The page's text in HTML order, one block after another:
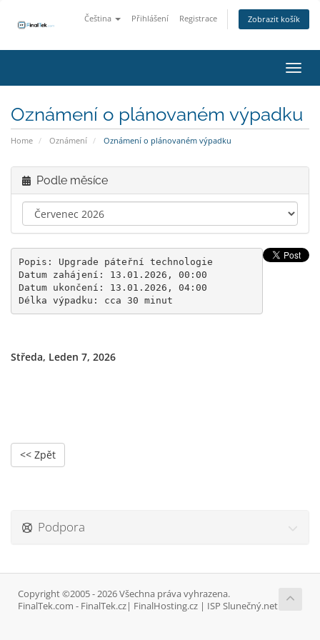
Čeština Přihlášení Registrace Zobrazit košík
Oznámení o plánovaném výpadku
Home Oznámení Oznámení o plánovaném výpadku
Podle měsíce
Popis: Upgrade páteřní technologie
Datum zahájení: 13.01.2026, 00:00
Datum ukončení: 13.01.2026, 04:00
Délka výpadku: cca 30 minut
Středa, Leden 7, 2026
<< Zpět
Podpora
Copyright ©2005 - 2026 Všechna práva vyhrazena.
FinalTek.com - FinalTek.cz| FinalHosting.cz | ISP Slunečný.net